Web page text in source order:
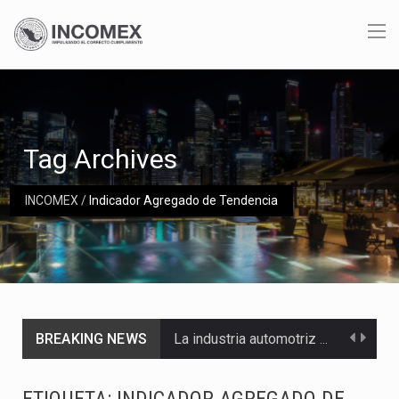
INCOMEX/ Indicador Agregado de Tendencia
Tag Archives
BREAKING NEWS